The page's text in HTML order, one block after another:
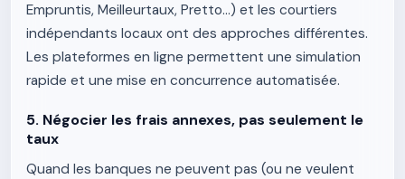
Empruntis, Meilleurtaux, Pretto…) et les courtiers
indépendants locaux ont des approches différentes.
Les plateformes en ligne permettent une simulation
rapide et une mise en concurrence automatisée.
5. Négocier les frais annexes, pas seulement le
taux
Quand les banques ne peuvent pas (ou ne veulent